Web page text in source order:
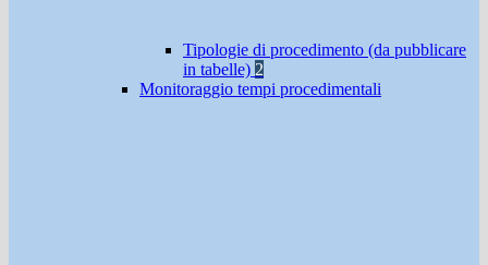
Tipologie di procedimento (da pubblicare
in tabelle) 2
Monitoraggio tempi procedimentali